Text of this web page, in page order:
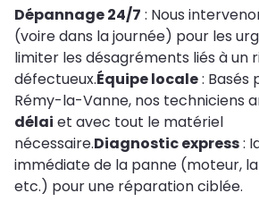
Dépannage 24/7 : Nous
(voire dans la journée) pour les
limiter les désagréments liés à un
défectueux.Équipe locale: Basés
Rémy-la-Vanne, nos techniciens
délai et avec tout le matériel
nécessaire.Diagnostic express:
immédiate de la panne (moteur,
etc.) pour une réparation ciblée.